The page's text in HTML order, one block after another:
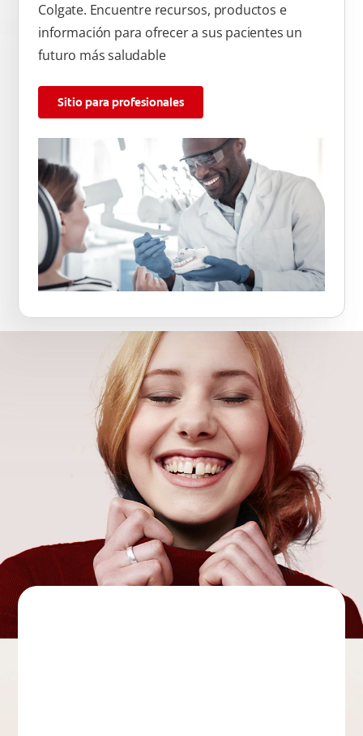
Colgate. Encuentre recursos, productos e
información para ofrecer a sus pacientes un
futuro más saludable
Sitio para profesionales